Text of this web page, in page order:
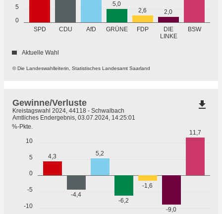
0
5
SPD CDU AfD GRÜNE FDP
DIE
LINKE
BSW
5,0
2,6
2,0
© Die Landeswahlleiterin, Statistisches Landesamt Saarland
Aktuelle Wahl
-10
-5
0
5
10
%-Pkte.
4,3
-4,4
5,2
-6,2
-1,6
-9,0
11,7
Gewinne/Verluste
Kreistagswahl 2024, 44118 - Schwalbach
Amtliches Endergebnis, 03.07.2024, 14:25:01
file_download